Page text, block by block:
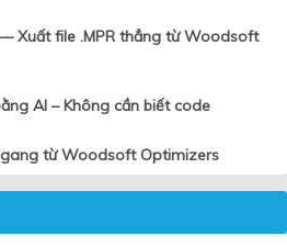
Xuất file .MPR thẳng từ Woodsoft
AI – Không cần biết code
từ Woodsoft Optimizers